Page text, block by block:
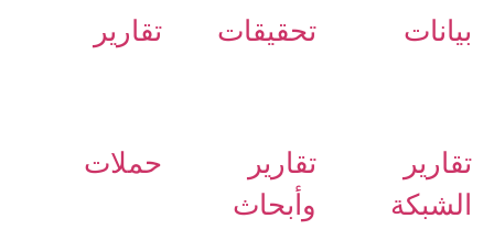
بيانات تحقيقات تقارير
تقارير
الشبكة
تقارير
وأبحاث
حملات